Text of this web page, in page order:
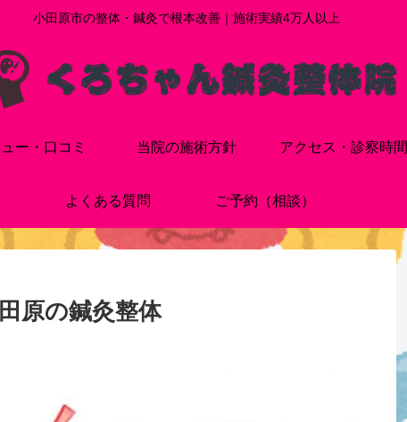
小田原市の整体・鍼灸で根本改善｜施術実績4万人以上
ー・口コミ 当院の施術方針 アクセス・診察時間
よくある質問 ご予約（相談）
原の鍼灸整体